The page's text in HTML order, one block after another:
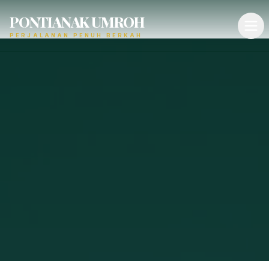
PONTIANAK UMROH
PERJALANAN PENUH BERKAH